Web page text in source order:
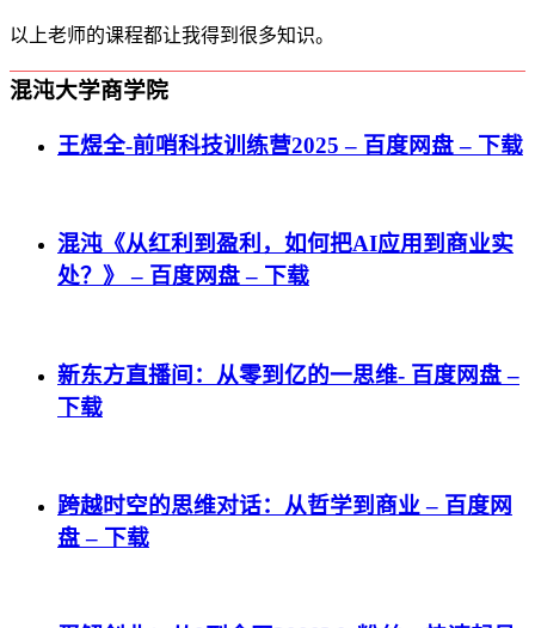
以上老师的课程都让我得到很多知识。
混沌大学商学院
王煜全-前哨科技训练营2025 – 百度网盘 – 下载
混沌《从红利到盈利，如何把AI应用到商业实
处？》 – 百度网盘 – 下载
新东方直播间：从零到亿的一思维- 百度网盘 –
下载
跨越时空的思维对话：从哲学到商业 – 百度网
盘 – 下载